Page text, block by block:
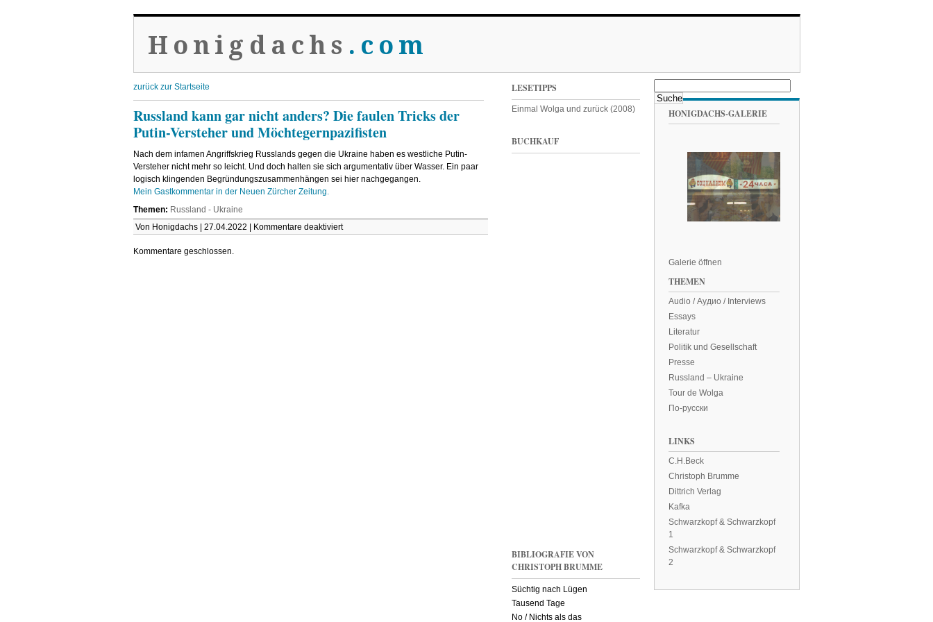
Honigdachs .com
zurück zur Startseite
Russland kann gar nicht anders? Die faulen Tricks der
Putin-Versteher und Möchtegernpazifisten
Nach dem infamen Angriffskrieg Russlands gegen die Ukraine haben es westliche Putin-
Versteher nicht mehr so leicht. Und doch halten sie sich argumentativ über Wasser. Ein paar
logisch klingenden Begründungszusammenhängen sei hier nachgegangen.
Mein Gastkommentar in der Neuen Zürcher Zeitung.
Themen: Russland - Ukraine
Von Honigdachs | 27.04.2022 |
Kommentare deaktiviertfür
Russland
Kommentare geschlossen.
LESETIPPS
Einmal Wolga und zurück (2008)
BUCHKAUF
BIBLIOGRAFIE VON
CHRISTOPH BRUMME
Süchtig nach Lügen
Tausend Tage
No / Nichts als das
HONIGDACHS-GALERIE
Galerie öffnen
THEMEN
Audio / Аудио / Interviews
Essays
Literatur
Politik und Gesellschaft
Presse
Russland – Ukraine
Tour de Wolga
По-русски
LINKS
C.H.Beck
Christoph Brumme
Dittrich Verlag
Kafka
Schwarzkopf & Schwarzkopf
1
Schwarzkopf & Schwarzkopf
2